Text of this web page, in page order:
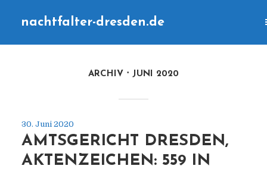
nachtfalter-dresden.de
ARCHIV JUNI 2020
30. Juni 2020
AMTSGERICHT DRESDEN,
AKTENZEICHEN: 559 IN